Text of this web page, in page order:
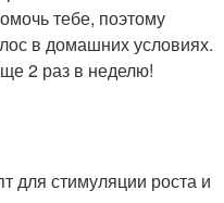
тебе, поэтому
в домашних условиях.
2 раз в неделю!
для стимуляции роста и